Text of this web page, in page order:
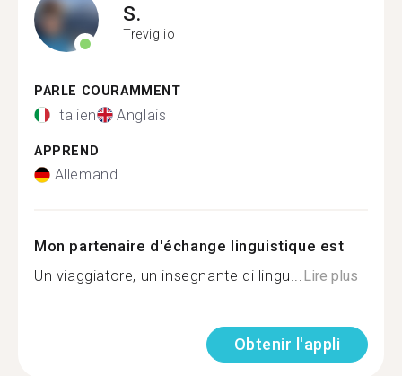
S.
Treviglio
PARLE COURAMMENT
Italien Anglais
APPREND
Allemand
Mon partenaire d'échange linguistique est
Un viaggiatore, un insegnante di lingu...Lire plus
Obtenir l'appli